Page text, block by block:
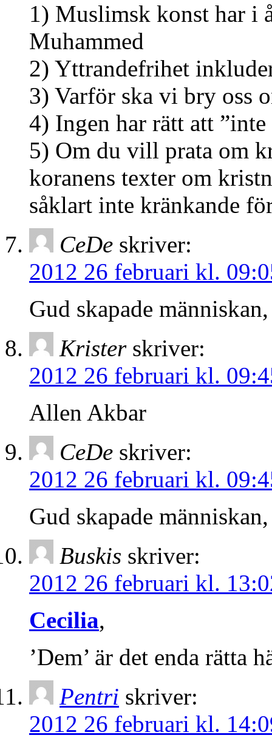
1) Muslimsk konst har i
Muhammed
2) Yttrandefrihet
3) Varför ska vi bry oss
4) Ingen har rätt att ”inte
5) Om du vill prata om
koranens texter om
såklart inte kränkande
CeDe skriver:
2012 26 februari kl.
Gud skapade
Krister skriver:
2012 26 februari kl.
Allen Akbar
CeDe skriver:
2012 26 februari kl.
Gud skapade
Buskis skriver:
2012 26 februari kl.
Cecilia,
’Dem’ är det enda rätta
Pentri skriver:
2012 26 februari kl.